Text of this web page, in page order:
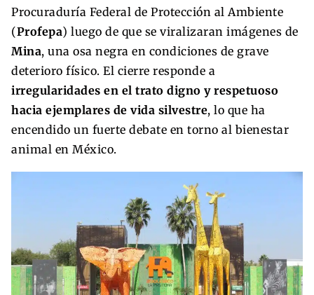
Procuraduría Federal de Protección al Ambiente
(Profepa) luego de que se viralizaran imágenes de
Mina, una osa negra en condiciones de grave
deterioro físico. El cierre responde a
irregularidades en el trato digno y respetuoso
hacia ejemplares de vida silvestre, lo que ha
encendido un fuerte debate en torno al bienestar
animal en México.